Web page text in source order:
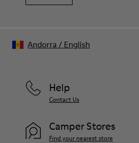
Help
Contact Us
Camper Stores
Find your nearest store
Andorra / English